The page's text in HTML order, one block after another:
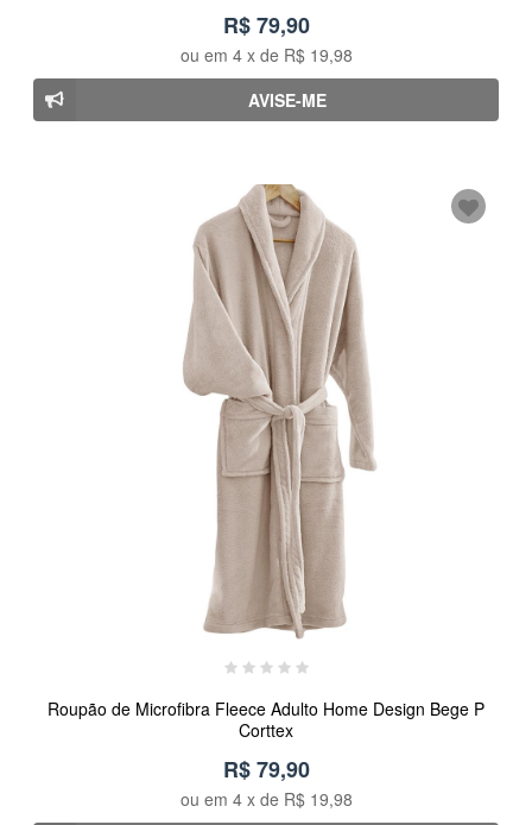
R$ 79,90
ou em 4x de R$ 19,98
AVISE-ME
Roupão de Microfibra Fleece Adulto Home Design Bege P
Corttex
R$ 79,90
ou em 4x de R$ 19,98